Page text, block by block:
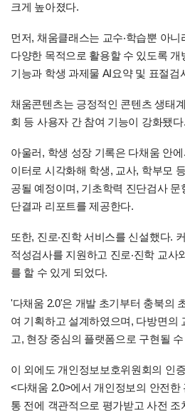
크게 높아졌다.
먼저, 채움클래스는 교수‧학습뿐 아
다양한 목적으로 활용할 수 있도록
기능과 학생 과제물 AI요약 및 표절검
채움콘텐츠는 긍정적인 콘텐츠 생태
회 등 사용자 간 참여 기능이 강화됐다.
아울러, 학생 성장 기록은 다채움 안
이터로 시각화해 학생, 교사, 학부모
공될 예정이며, 기초학력 진단검사
단결과 리포트를 제공한다.
또한, 진로‧진학 서비스를 신설했다.
적성검사를 지원하고 진로‧진학 교사
를 할 수 있게 되었다.
'다채움 2.0'은 개발 초기부터 충북의
여 기획하고 설계하였으며, 다방면의
고, 현장 중심의 플랫폼으로 구현될
이 외에도 개인정보보호위원회의 인
<다채움 2.0>에서 개인정보의 안전한
통 전에 객관적으로 평가받고 사전